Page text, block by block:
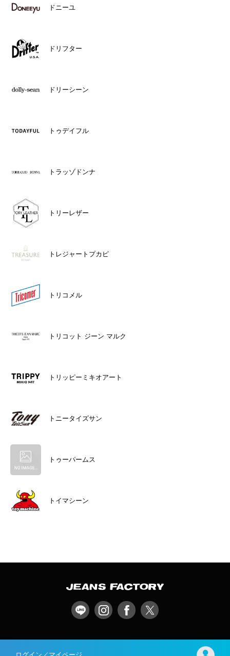
ドニーユ
ドリフター
ドリーシーン
トゥデイフル
トラッゾドンナ
トリーレザー
トレジャートプカピ
トリコメル
トリコット ジーン マルク
トリッピーミキオアート
トニータイズサン
トゥーパームス
トイマシーン